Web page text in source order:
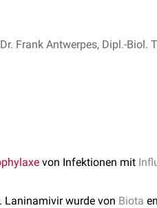
Dr. Frank Antwerpes, Dipl.-Biol.
von Infektionen mit
Laninamivir wurde von Biota